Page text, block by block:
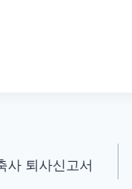
사 퇴사신고서